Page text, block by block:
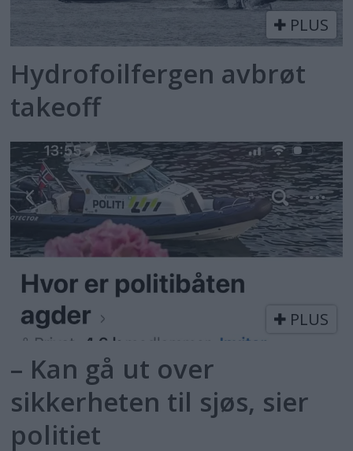
PLUS
Hydrofoilfergen avbrøt
takeoff
PLUS
– Kan gå ut over
sikkerheten til sjøs, sier
politiet